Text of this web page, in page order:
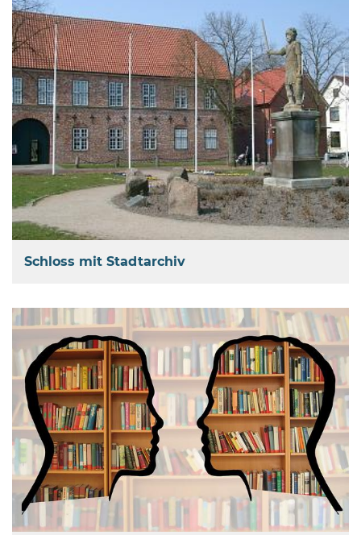
Öffnungszeiten
nach
Vereinbarung.
Schloss mit Stadtarchiv